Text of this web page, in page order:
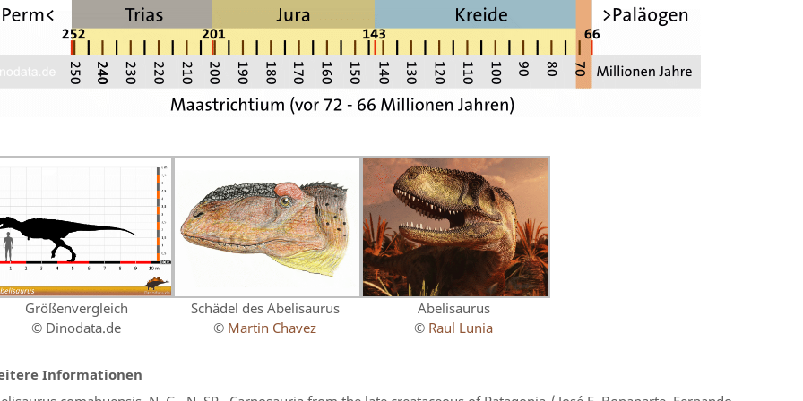
Größenvergleich
© Dinodata.de
Schädel des Abelisaurus
© Martin Chavez
Abelisaurus
© Raul Lunia
Informationen